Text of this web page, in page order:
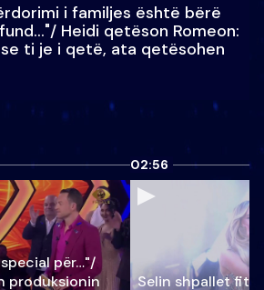
i familjes është bërë
Heidi qetëson Romeon:
ti je i qetë, ata qetësohen
për…"/
produksionin
02:56
Selin shpallet